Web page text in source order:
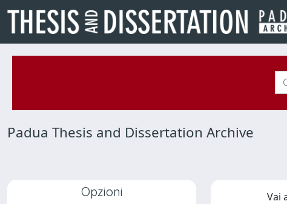
Padua Thesis and Dissertation Archive
Opzioni Vai